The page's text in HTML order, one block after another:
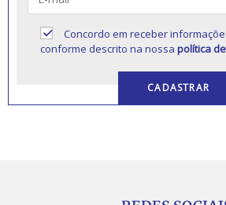
Concordo em receber
conforme descrito na nossapolítica